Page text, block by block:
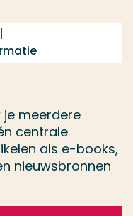
je meerdere
centrale
als e-books,
nieuwsbronnen